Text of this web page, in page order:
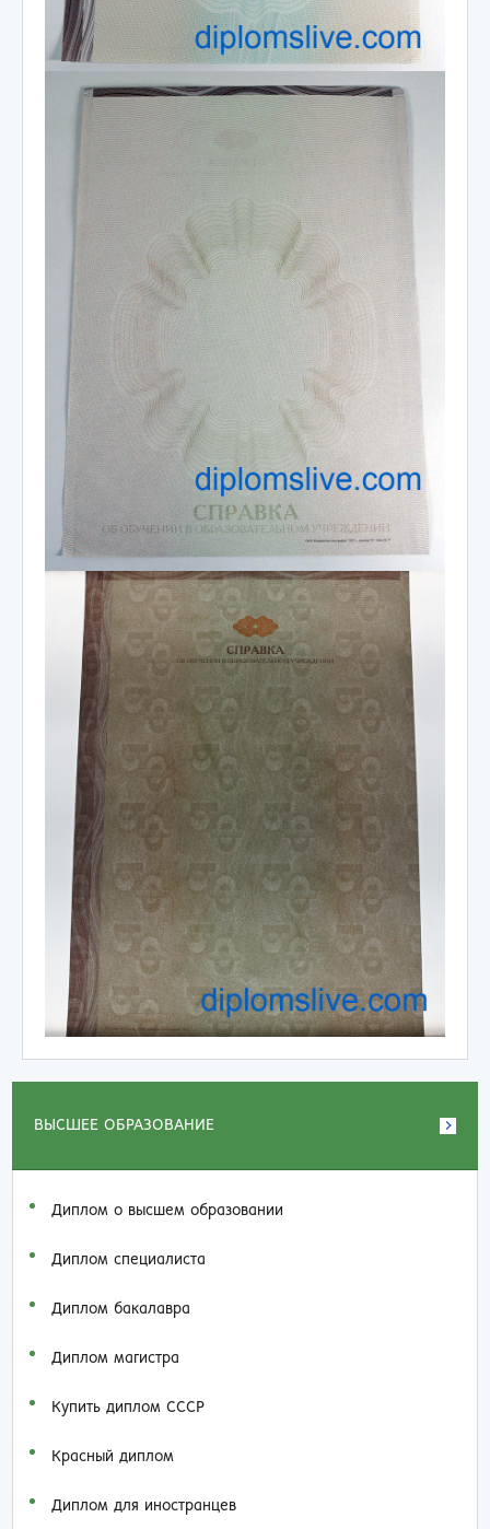
ВЫСШЕЕ ОБРАЗОВАНИЕ
Диплом о высшем образовании
Диплом специалиста
Диплом бакалавра
Диплом магистра
Купить диплом СССР
Красный диплом
Диплом для иностранцев